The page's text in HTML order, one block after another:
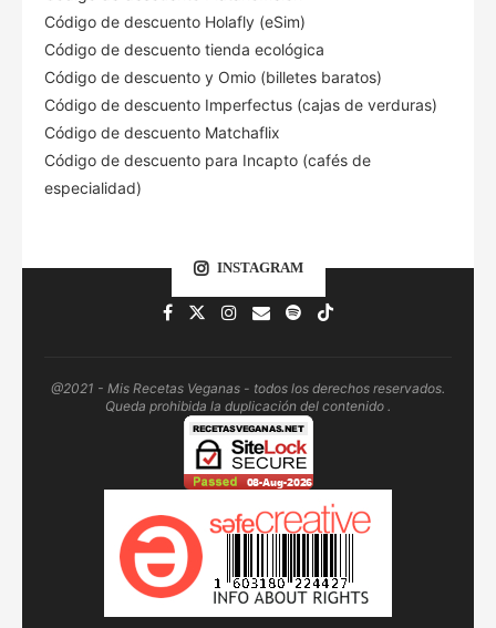
Código de descuento Holafly (eSim)
Código de descuento tienda ecológica
Código de descuento y Omio (billetes baratos)
Código de descuento Imperfectus (cajas de verduras)
Código de descuento Matchaflix
Código de descuento para Incapto (cafés de
especialidad)
INSTAGRAM
@2021 - Mis Recetas Veganas - todos los derechos reservados.
Queda prohibida la duplicación del contenido .